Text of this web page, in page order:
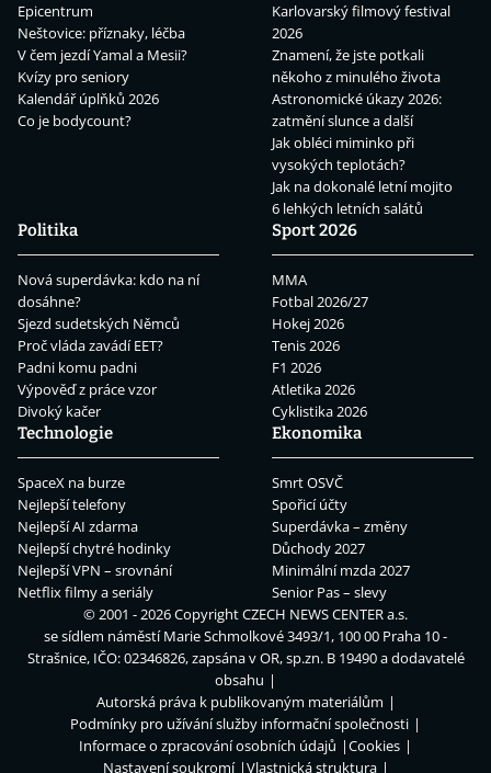
Epicentrum
Neštovice: příznaky, léčba
V čem jezdí Yamal a Mesii?
Kvízy pro seniory
Kalendář úplňků 2026
Co je bodycount?
Karlovarský filmový festival
2026
Znamení, že jste potkali
někoho z minulého života
Astronomické úkazy 2026:
zatmění slunce a další
Jak obléci miminko při
vysokých teplotách?
Jak na dokonalé letní mojito
6 lehkých letních salátů
Politika
Nová superdávka: kdo na ní
dosáhne?
Sjezd sudetských Němců
Proč vláda zavádí EET?
Padni komu padni
Výpověď z práce vzor
Divoký kačer
Sport 2026
MMA
Fotbal 2026/27
Hokej 2026
Tenis 2026
F1 2026
Atletika 2026
Cyklistika 2026
Technologie
SpaceX na burze
Nejlepší telefony
Nejlepší AI zdarma
Nejlepší chytré hodinky
Nejlepší VPN – srovnání
Netflix filmy a seriály
Ekonomika
Smrt OSVČ
Spořicí účty
Superdávka – změny
Důchody 2027
Minimální mzda 2027
Senior Pas – slevy
© 2001 - 2026 CopyrightCZECH NEWS CENTER a.s.
se sídlem náměstí Marie Schmolkové 3493/1, 100 00 Praha 10 -
Strašnice, IČO: 02346826, zapsána v OR, sp.zn. B 19490 a dodavatelé
obsahu
Autorská práva k publikovaným materiálům
Podmínky pro užívání služby informační společnosti
Informace o zpracování osobních údajů
Cookies
Nastavení soukromí
Vlastnická struktura